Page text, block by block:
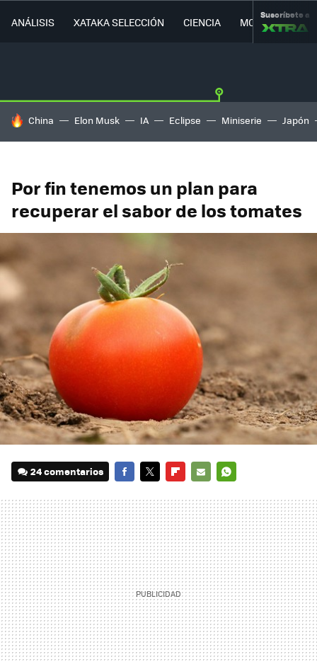
ANÁLISIS XATAKA SELECCIÓN CIENCIA MOVILIDAD
Suscríbete a
HOY SE HABLA DE
China Elon Musk IA Eclipse Miniserie Japón
Por fin tenemos un plan para
recuperar el sabor de los tomates
24 comentarios
MAIL